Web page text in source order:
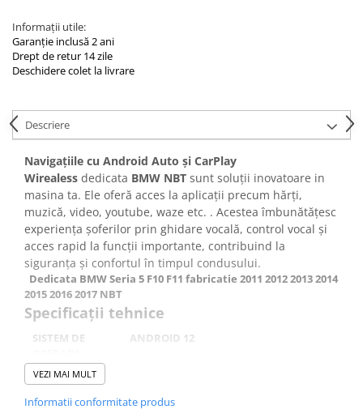
Informații utile:
Garanție inclusă 2 ani
Drept de retur 14 zile
Deschidere colet la livrare
Descriere
Navigațiile cu Android Auto și CarPlay
Wirealess dedicata BMW NBT sunt soluții inovatoare in
masina ta. Ele oferă acces la aplicații precum hărți,
muzică, video, youtube, waze etc. . Acestea îmbunătățesc
experiența șoferilor prin ghidare vocală, control vocal și
acces rapid la funcții importante, contribuind la
siguranța și confortul în timpul condusului.
​​​ Dedicata BMW Seria 5 F10 F11 fabricatie 2011 2012 2013 2014
2015 2016 2017 NBT
Specificații tehnice
SISTEM DE
ANDROID 12
PROCESOR
RAM
4 GB
VEZI MAI MULT
Informatii conformitate produs